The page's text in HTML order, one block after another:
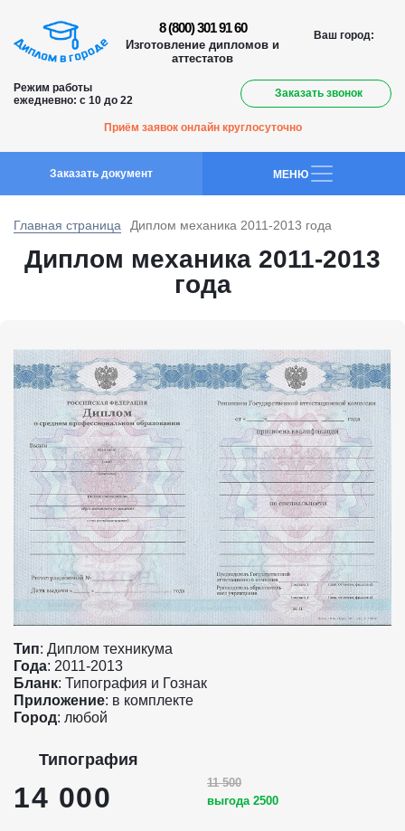
8 (800) 301 91 60
Изготовление дипломов и
аттестатов
Ваш город:
Режим работы
ежедневно: с 10 до 22
Заказать звонок
Приём заявок онлайн круглосуточно
Заказать документ MEНЮ
Главная страница Диплом механика 2011-2013 года
Диплом механика 2011-2013
года
Тип: Диплом техникума
Года: 2011-2013
Бланк: Типография и Гознак
Приложение: в комплекте
Город: любой
Типография
14 000
11 500
выгода 2500